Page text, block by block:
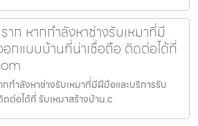
าก หากกำลังหาช่างรับเหมาที่มี
กแบบบ้านที่น่าเชื่อถือ ติดต่อได้ที่
กำลังหาช่างรับเหมาที่มีฝีมือและบริการรับ
ต่อได้ที่ รับเหมาสร้างบ้าน.c